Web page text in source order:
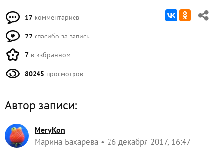
17 комментариев
22 спасибо за запись
7 в избранном
80245 просмотров
Автор записи:
MeryKon
Марина Бахарева 26 декабря 2017, 16:47